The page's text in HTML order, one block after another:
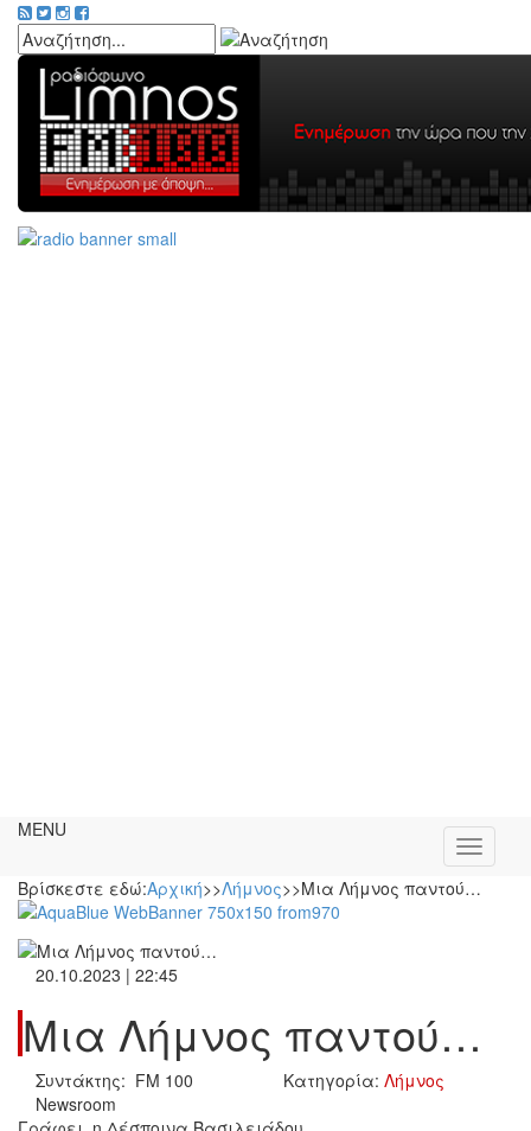
MENU
Βρίσκεστε εδώ:Αρχική>>Λήμνος>>Μια Λήμνος παντού…
20.10.2023 | 22:45
Μια Λήμνος παντού…
Συντάκτης: FM 100
Newsroom
Κατηγορία: Λήμνος